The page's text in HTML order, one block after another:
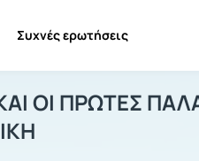
Συχνές ερωτήσεις
ΚΑΙ ΟΙ
ΟΙ ΠΡΩΤΕΣ